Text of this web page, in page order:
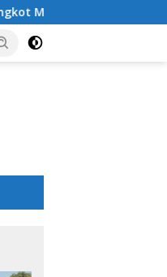
Pangan Nasional